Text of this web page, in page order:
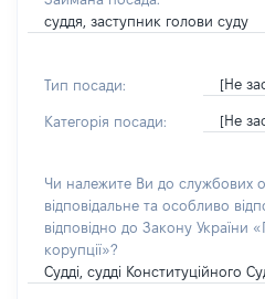
суддя, заступник голови суду
Тип посади: [Не
Категорія посади: [Не
Чи належите Ви до службових
відповідальне та особливо
відповідно до Закону України
корупції»?
Судді, судді Конституційного